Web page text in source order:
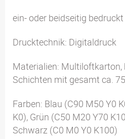
ein- oder beidseitig bedruckt
Drucktechnik: Digitaldruck
Materialien: Multiloftkarton,
Schichten mit gesamt ca.
Farben: Blau (C90 M50 Y0
K0), Grün (C50 M20 Y70
Schwarz (C0 M0 Y0 K100)